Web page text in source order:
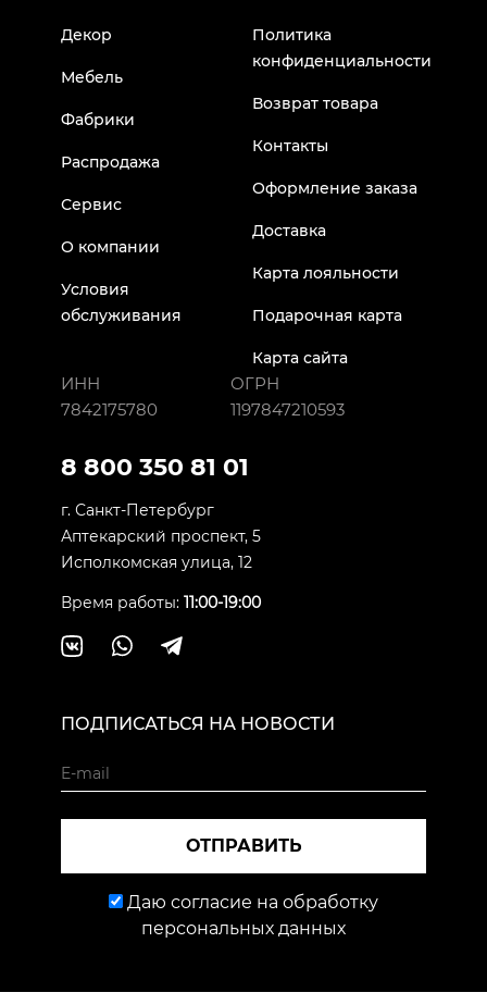
Декор
Мебель
Фабрики
Распродажа
Сервис
О компании
Условия
обслуживания
Политика
конфиденциальности
Возврат товара
Контакты
Оформление заказа
Доставка
Карта лояльности
Подарочная карта
Карта сайта
ИНН
7842175780
ОГРН
1197847210593
8 800 350 81 01
г. Санкт-Петербург
Аптекарский проспект, 5
Исполкомская улица, 12
Время работы: 11:00-19:00
ПОДПИСАТЬСЯ НА НОВОСТИ
ОТПРАВИТЬ
Даю согласие на обработку
персональных данных